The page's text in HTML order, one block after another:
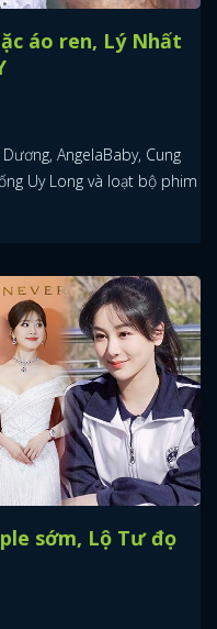
áo ren, Lý Nhất
AngelaBaby, Cung
Uy Long và loạt bộ phim
sớm, Lộ Tư đọ